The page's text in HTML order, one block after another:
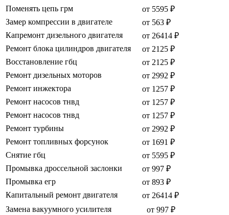
Поменять цепь грм
от 5595 ₽
Замер компрессии в двигателе
от 563 ₽
Капремонт дизельного двигателя
от 26414 ₽
Ремонт блока цилиндров двигателя
от 2125 ₽
Восстановление гбц
от 2125 ₽
Ремонт дизельных моторов
от 2992 ₽
Ремонт инжектора
от 1257 ₽
Ремонт насосов тнвд
от 1257 ₽
Ремонт насосов тнвд
от 1257 ₽
Ремонт турбины
от 2992 ₽
Ремонт топливных форсунок
от 1691 ₽
Снятие гбц
от 5595 ₽
Промывка дроссельной заслонки
от 997 ₽
Промывка егр
от 893 ₽
Капитальный ремонт двигателя
от 26414 ₽
Замена вакуумного усилителя
от 997 ₽